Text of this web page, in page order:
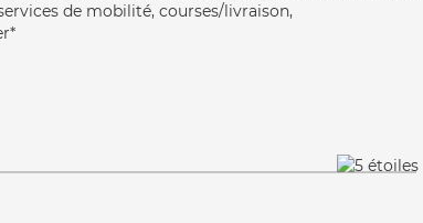
de mobilité, courses/livraison,